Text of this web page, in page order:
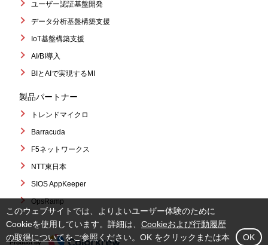
ユーザー認証基盤開発
データ分析基盤構築支援
IoT基盤構築支援
AI/BI導入
BIとAIで実現するMI
製品パートナー
トレンドマイクロ
Barracuda
F5ネットワークス
NTT東日本
SIOS AppKeeper
OpsRamp
Product by
このウェブサイトでは、よりよいユーザー体験のために
Cookieを使用しています。詳細は、 Cookieおよび行動履歴
の取得についてをご参照ください。OK をクリックまたは本 OK